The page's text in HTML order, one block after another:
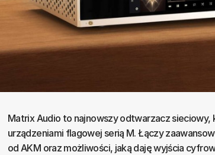
Matrix Audio to najnowszy odtwarzacz
urządzeniami flagowej serią M. Łączy
od AKM oraz możliwości, jaką daję wyjścia